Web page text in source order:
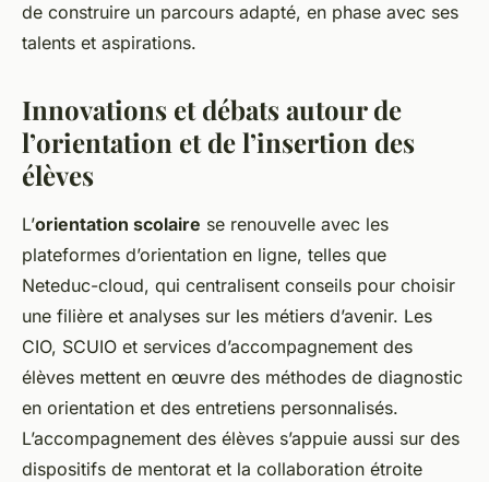
de construire un parcours adapté, en phase avec ses
talents et aspirations.
Innovations et débats autour de
l’orientation et de l’insertion des
élèves
L’orientation scolaire se renouvelle avec les
plateformes d’orientation en ligne, telles que
Neteduc-cloud, qui centralisent conseils pour choisir
une filière et analyses sur les métiers d’avenir. Les
CIO, SCUIO et services d’accompagnement des
élèves mettent en œuvre des méthodes de diagnostic
en orientation et des entretiens personnalisés.
L’accompagnement des élèves s’appuie aussi sur des
dispositifs de mentorat et la collaboration étroite